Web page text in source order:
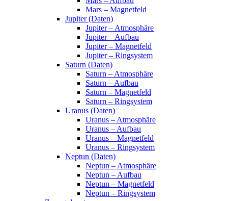
Mars – Magnetfeld
Jupiter (Daten)
Jupiter – Atmosphäre
Jupiter – Aufbau
Jupiter – Magnetfeld
Jupiter – Ringsystem
Saturn (Daten)
Saturn – Atmosphäre
Saturn – Aufbau
Saturn – Magnetfeld
Saturn – Ringsystem
Uranus (Daten)
Uranus – Atmosphäre
Uranus – Aufbau
Uranus – Magnetfeld
Uranus – Ringsystem
Neptun (Daten)
Neptun – Atmosphäre
Neptun – Aufbau
Neptun – Magnetfeld
Neptun – Ringsystem